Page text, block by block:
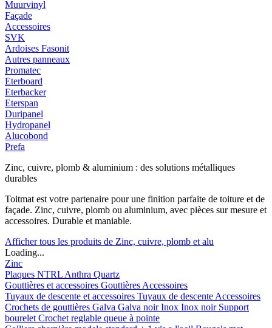
Muurvinyl
Façade
Accessoires
SVK
Ardoises Fasonit
Autres panneaux
Promatec
Eterboard
Eterbacker
Eterspan
Duripanel
Hydropanel
Alucobond
Prefa
Zinc, cuivre, plomb & aluminium : des solutions métalliques
durables
Toitmat est votre partenaire pour une finition parfaite de toiture et de
façade. Zinc, cuivre, plomb ou aluminium, avec pièces sur mesure et
accessoires. Durable et maniable.
Afficher tous les produits de Zinc, cuivre, plomb et alu
Loading...
Zinc
Plaques NTRL Anthra Quartz
Gouttières et accessoires Gouttières Accessoires
Tuyaux de descente et accessoires Tuyaux de descente Accessoires
Crochets de gouttières Galva Galva noirInox Inox noir Support
bourelet Crochet reglable queue à pointe